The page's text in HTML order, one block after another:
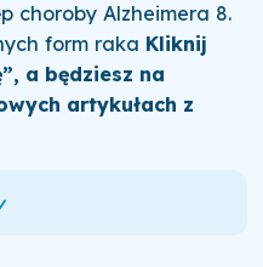
choroby Alzheimera 8.
form raka Kliknij
a będziesz na
artykułach z